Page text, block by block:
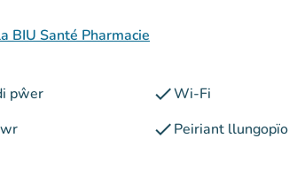
BIU Santé Pharmacie
pŵer checkWi-Fi
checkPeiriant llungopïo